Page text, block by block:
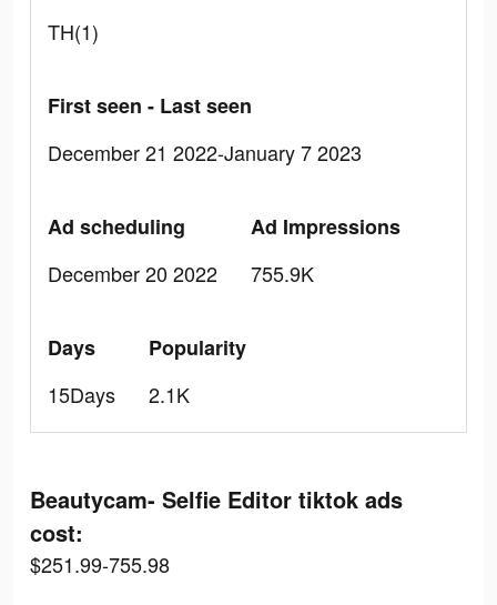
TH(1)
First seen - Last seen
December 21 2022-January 7 2023
Ad scheduling
December 20 2022
Ad Impressions
755.9K
Days
15Days
Popularity
2.1K
Beautycam- Selfie Editor tiktok ads
cost:
$251.99-755.98